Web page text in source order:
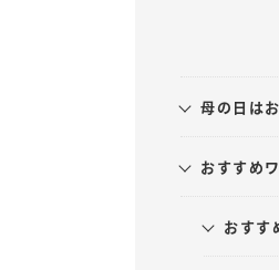
母の日は
おすすめ
おす